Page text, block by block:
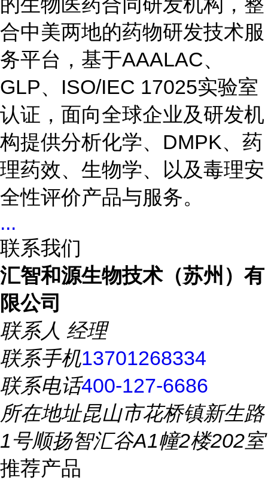
合中美两地的药物研发技术服
务平台，基于AAALAC、
GLP、ISO/IEC 17025实验室
认证，面向全球企业及研发机
构提供分析化学、DMPK、药
理药效、生物学、以及毒理安
全性评价产品与服务。
...
联系我们
汇智和源生物技术（苏州）有
限公司
联系人 经理
联系手机13701268334
联系电话400-127-6686
所在地址昆山市花桥镇新生路
1号顺扬智汇谷A1幢2楼202室
推荐产品